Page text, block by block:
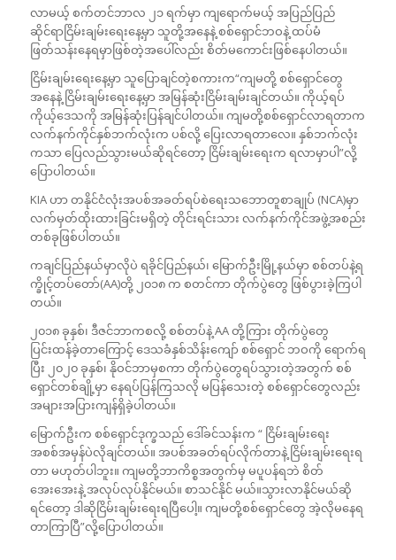
လာမယ့် စက်တင်ဘာလ ၂၁ ရက်မှာ ကျရောက်မယ့် အပြည်ပြည်
ဆိုင်ရာငြိမ်းချမ်းရေးနေ့မှာ သူတို့အနေနဲ့ စစ်ရှောင်ဘဝနဲ့ ထပ်မံ
ဖြတ်သန်းနေရမှာဖြစ်တဲ့အပေါ်လည်း စိတ်မကောင်းဖြစ်နေပါတယ်။
ငြိမ်းချမ်းရေးနေ့မှာ သူပြောချင်တဲ့စကားက“ကျမတို့ စစ်ရှောင်တွေ
အနေနဲ့ ငြိမ်းချမ်းရေးနေ့မှာ အမြန်ဆုံးငြိမ်းချမ်းချင်တယ်။ ကိုယ့်ရပ်
ကိုယ့်ဒေသကို အမြန်ဆုံးပြန်ချင်ပါတယ်။ ကျမတို့စစ်ရှောင်လာရတာက
လက်နက်ကိုင်နှစ်ဘက်လုံးက ပစ်လို့ ပြေးလာရတာလေ။ နှစ်ဘက်လုံး
ကသာ ပြေလည်သွားမယ်ဆိုရင်တော့ ငြိမ်းချမ်းရေးက ရလာမှာပါ”လို့
ပြောပါတယ်။
KIA ဟာ တနိုင်ငံလုံးအပစ်အခတ်ရပ်စဲရေးသဘောတူစာချုပ် (NCA)မှာ
လက်မှတ်ထိုးထားခြင်းမရှိတဲ့ တိုင်းရင်းသား လက်နက်ကိုင်အဖွဲ့အစည်း
တစ်ခုဖြစ်ပါတယ်။
ကချင်ပြည်နယ်မှာလိုပဲ ရခိုင်ပြည်နယ်၊ မြောက်ဦးမြို့နယ်မှာ စစ်တပ်နဲ့ရ
က္ခိုင့်တပ်တော်(AA)တို့ ၂၀၁၈ က စတင်ကာ တိုက်ပွဲတွေ ဖြစ်ပွားခဲ့ကြပါ
တယ်။
၂၀၁၈ ခုနှစ်၊ ဒီဇင်ဘာကစလို့ စစ်တပ်နဲ့ AA တို့ကြား တိုက်ပွဲတွေ
ပြင်းထန်ခဲ့တာကြောင့် ဒေသခံနှစ်သိန်းကျော် စစ်ရှောင် ဘဝကို ရောက်ရ
ပြီး ၂၀၂၀ ခုနှစ်၊ နိုဝင်ဘာမှစကာ တိုက်ပွဲတွေရပ်သွားတဲ့အတွက် စစ်
ရှောင်တစ်ချို့မှာ နေရပ်ပြန်ကြသလို မပြန်သေးတဲ့ စစ်ရှောင်တွေလည်း
အများအပြားကျန်ရှိခဲ့ပါတယ်။
မြောက်ဦးက စစ်ရှောင်ဒုက္ခသည် ဒေါ်ခင်သန်းက “ ငြိမ်းချမ်းရေး
အစစ်အမှန်ပဲလိုချင်တယ်။ အပစ်အခတ်ရပ်လိုက်တာနဲ့ ငြိမ်းချမ်းရေးရ
တာ မဟုတ်ပါဘူး။ ကျမတို့ဘာကိစ္စအတွက်မှ မပူပန်ရဘဲ စိတ်
အေးအေးနဲ့ အလုပ်လုပ်နိုင်မယ်။ စာသင်နိုင် မယ်။သွားလာနိုင်မယ်ဆို
ရင်တော့ ဒါဆိုငြိမ်းချမ်းရေးရပြီပေါ့။ ကျမတို့စစ်ရှောင်တွေ အဲ့လိုမနေရ
တာကြာပြီ”လို့ပြောပါတယ်။